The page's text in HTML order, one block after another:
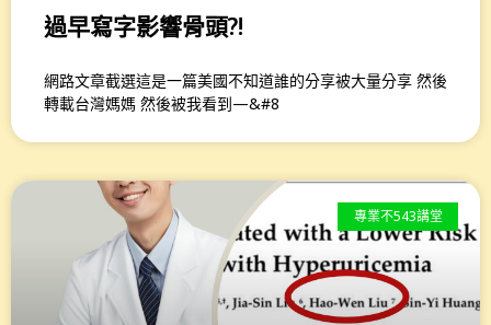
過早寫字影響骨頭?!
網路文章截選這是一篇美國不知道誰的分享被大量分享 然後
轉載台灣媽媽 然後被我看到—&#8
專業不543講堂